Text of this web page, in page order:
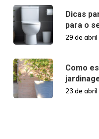
Dicas
para o
29 de
Como
23 de